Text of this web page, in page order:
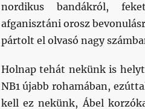
nordikus bandákról,
afganisztáni orosz
pártolt el olvasó nagy
Holnap tehát nekünk is
NB1 újabb rohamában,
kell ez nekünk, Ábel